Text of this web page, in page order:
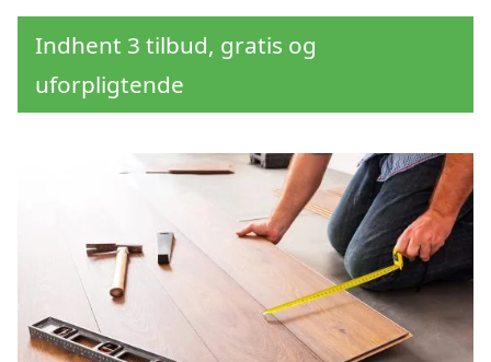
Indhent 3 tilbud, gratis og
uforpligtende